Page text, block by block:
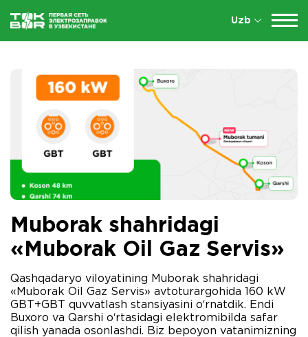
Uzb
Muborak shahridagi
«Muborak Oil Gaz Servis»
Qashqadaryo viloyatining Muborak shahridagi
«Muborak Oil Gaz Servis» avtoturargohida 160 kW
GBT+GBT quvvatlash stansiyasini o‘rnatdik. Endi
Buxoro va Qarshi o‘rtasidagi elektromibilda safar
qilish yanada osonlashdi. Biz bepoyon vatanimizning